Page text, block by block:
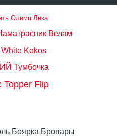
Олимп Лика
Велам
Kokos
Тумбочка
Topper Flip
Боярка Бровары